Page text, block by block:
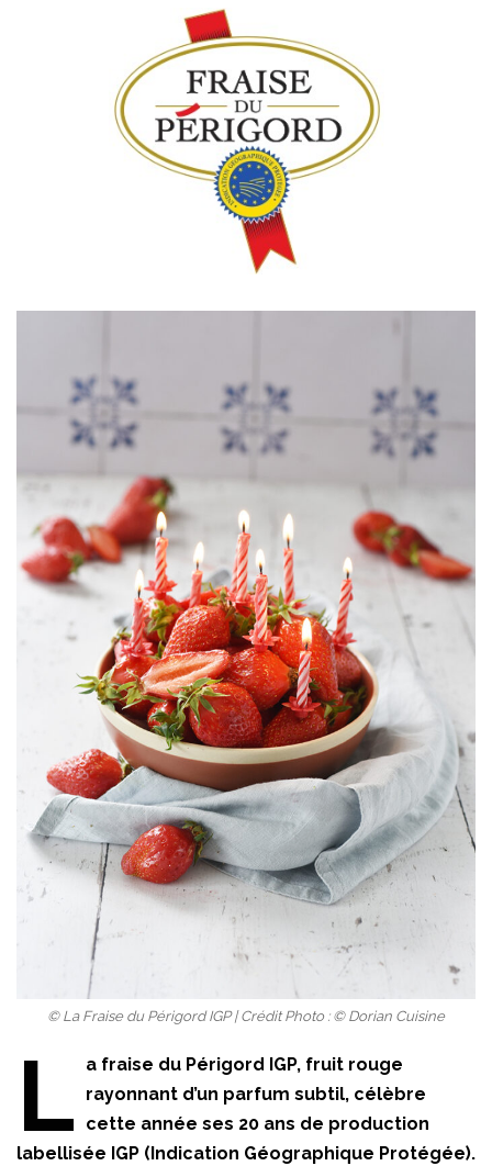
© La Fraise du Périgord IGP | Crédit Photo : © Dorian Cuisine
L
a fraise du Périgord IGP, fruit rouge
rayonnant d’un parfum subtil, célèbre
cette année ses 20 ans de production
labellisée IGP (Indication Géographique Protégée).